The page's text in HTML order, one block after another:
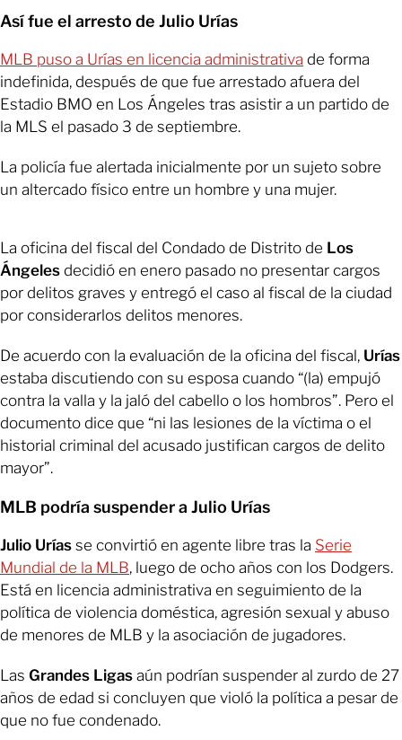
Así fue el arresto de Julio Urías
MLB puso a Urías en licencia administrativa de forma
indefinida, después de que fue arrestado afuera del
Estadio BMO en Los Ángeles tras asistir a un partido de
la MLS el pasado 3 de septiembre.
La policía fue alertada inicialmente por un sujeto sobre
un altercado físico entre un hombre y una mujer.
La oficina del fiscal del Condado de Distrito de Los
Ángeles decidió en enero pasado no presentar cargos
por delitos graves y entregó el caso al fiscal de la ciudad
por considerarlos delitos menores.
De acuerdo con la evaluación de la oficina del fiscal, Urías
estaba discutiendo con su esposa cuando “(la) empujó
contra la valla y la jaló del cabello o los hombros”. Pero el
documento dice que “ni las lesiones de la víctima o el
historial criminal del acusado justifican cargos de delito
mayor”.
MLB podría suspender a Julio Urías
Julio Urías se convirtió en agente libre tras la Serie
Mundial de la MLB, luego de ocho años con los Dodgers.
Está en licencia administrativa en seguimiento de la
política de violencia doméstica, agresión sexual y abuso
de menores de MLB y la asociación de jugadores.
Las Grandes Ligas aún podrían suspender al zurdo de 27
años de edad si concluyen que violó la política a pesar de
que no fue condenado.